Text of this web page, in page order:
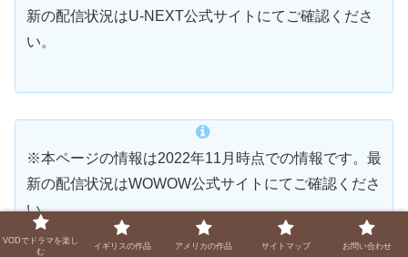
新の配信状況はU-NEXT公式サイトにてご確認くださ
い。
※本ページの情報は2022年11月時点での情報です。最
新の配信状況はWOWOW公式サイトにてご確認くださ
い。
VODでドラマを楽し
む
イギリスの作品 アメリカの作品 サイトマップ お問い合わせ